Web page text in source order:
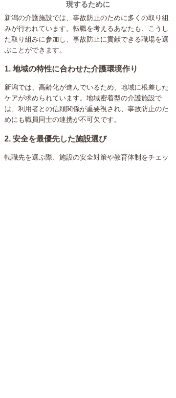
現するために
新潟の介護施設では、事故防止のために多くの取り組
みが行われています。転職を考えるあなたも、こうし
た取り組みに参加し、事故防止に貢献できる職場を選
ぶことができます。
1. 地域の特性に合わせた介護環境作り
新潟では、高齢化が進んでいるため、地域に根差した
ケアが求められています。地域密着型の介護施設で
は、利用者との信頼関係が重要視され、事故防止のた
めにも職員同士の連携が不可欠です。
2. 安全を最優先した施設選び
転職先を選ぶ際、施設の安全対策や教育体制をチェッ